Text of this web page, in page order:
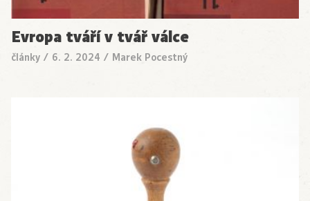
Evropa tváří v tvář válce
články / 6. 2. 2024 / Marek Pocestný